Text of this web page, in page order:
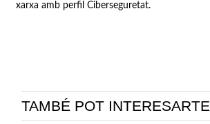
xarxa amb perfil Ciberseguretat.
TAMBÉ POT INTERESARTE